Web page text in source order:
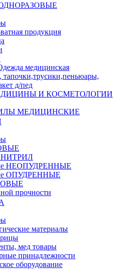
продукция
медицинская
д/пед
И КОСМЕТОЛОГИИ
МЕДИЦИНСКИЕ
НЕОПУДРЕННЫЕ
ОПУДРЕННЫЕ
прочности
материалы
мед товары
принадлежности
оборудование